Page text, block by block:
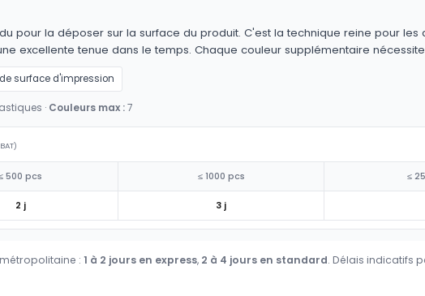
pour la déposer sur la surface du produit. C'est la technique reine pour les
excellente tenue dans le temps. Chaque couleur supplémentaire
surface d'impression
· Couleurs max :7
500 pcs ≤ 1000 pcs ≤
2 j 3 j
: 1 à 2 jours en express, 2 à 4 jours en standard. Délais indicatifs